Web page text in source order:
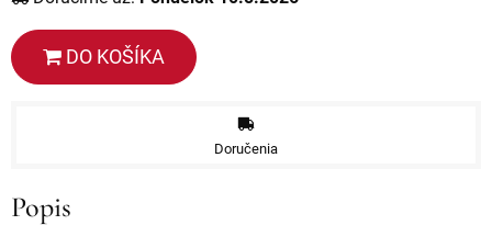
DO KOŠÍKA
Doručenia
Popis